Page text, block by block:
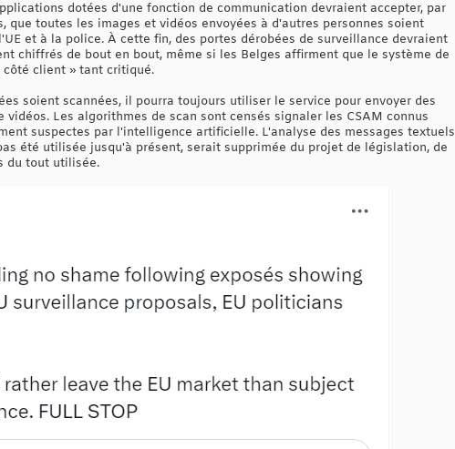
dotées d'une fonction de communication devraient accepter, par
toutes les images et vidéos envoyées à d'autres personnes soient
et à la police. À cette fin, des portes dérobées de surveillance devraient
chiffrés de bout en bout, même si les Belges affirment que le système de
client » tant critiqué.
soient scannées, il pourra toujours utiliser le service pour envoyer des
Les algorithmes de scan sont censés signaler les CSAM connus
suspectes par l'intelligence artificielle. L'analyse des messages textuels
été utilisée jusqu'à présent, serait supprimée du projet de législation, de
du tout utilisée.